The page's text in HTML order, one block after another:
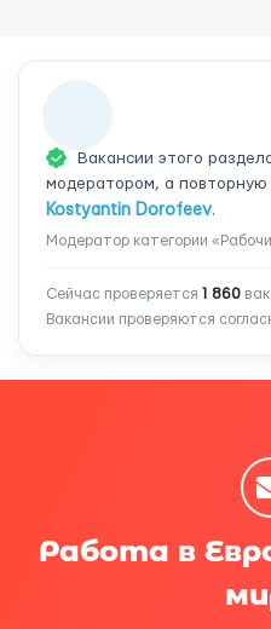
Вакансии этого
модератором, а повторную
Kostyantin Dorofeev.
Модератор категории
Сейчас проверяется 1 860
Вакансии проверяются
Работа в